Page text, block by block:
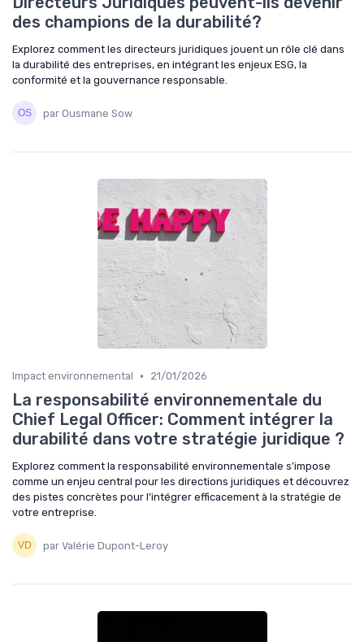
des champions de la durabilité?
Explorez comment les directeurs juridiques jouent un rôle clé dans
la durabilité des entreprises, en intégrant les enjeux ESG, la
conformité et la gouvernance responsable.
par Ousmane Sow
Impact environnemental • 21/01/2026
La responsabilité environnementale du
Chief Legal Officer: Comment intégrer la
durabilité dans votre stratégie juridique ?
Explorez comment la responsabilité environnementale s’impose
comme un enjeu central pour les directions juridiques et découvrez
des pistes concrètes pour l’intégrer efficacement à la stratégie de
votre entreprise.
par Valérie Dupont-Leroy